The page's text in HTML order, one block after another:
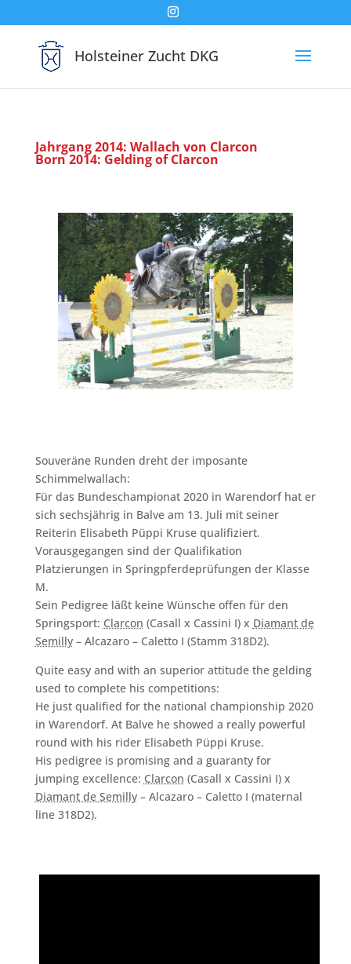
Holsteiner Zucht DKG
Jahrgang 2014: Wallach von Clarcon
Born 2014: Gelding of Clarcon
Souveräne Runden dreht der imposante
Schimmelwallach:
Für das Bundeschampionat 2020 in Warendorf hat er
sich sechsjährig in Balve am 13. Juli mit seiner
Reiterin Elisabeth Püppi Kruse qualifiziert.
Vorausgegangen sind der Qualifikation
Platzierungen in Springpferdeprüfungen der Klasse
M.
Sein Pedigree läßt keine Wünsche offen für den
Springsport: Clarcon (Casall x Cassini I) x Diamant de
Semilly– Alcazaro – Caletto I (Stamm 318D2).
Quite easy and with an superior attitude the gelding
used to complete his competitions:
He just qualified for the national championship 2020
in Warendorf. At Balve he showed a really powerful
round with his rider Elisabeth Püppi Kruse.
His pedigree is promising and a guaranty for
jumping excellence: Clarcon (Casall x Cassini I) x
Diamant de Semilly– Alcazaro – Caletto I (maternal
line 318D2).